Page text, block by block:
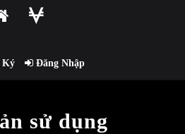
Ký Đăng Nhập
sử dụng